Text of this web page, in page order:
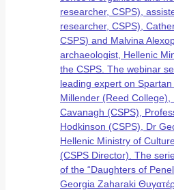
researcher, CSPS),
researcher, CSPS),
CSPS) and Malvina
archaeologist, Hellenic
the CSPS. The webinar
leading expert on
Millender (Reed
Cavanagh (CSPS),
Hodkinson (CSPS), Dr
Hellenic Ministry of
(CSPS Director). The
of the “Daughters of
Georgia Zaharaki